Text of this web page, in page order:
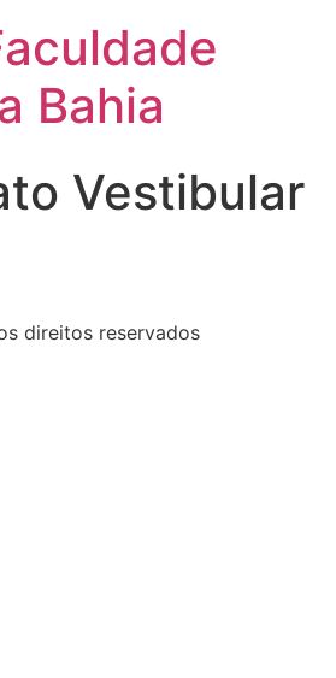
Bahia
Vestibular
direitos reservados